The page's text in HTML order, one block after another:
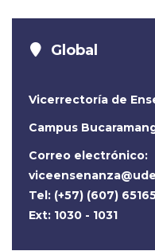
Global
Vicerrectoría de
Campus
Correo electrónico:
Tel: (+57) (607)
Ext: 1030 - 1031